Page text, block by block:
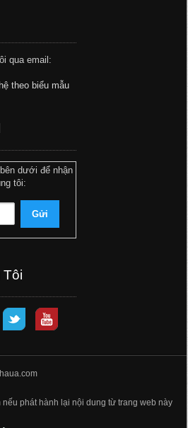
qua email:
theo biểu mẫu
dưới để nhận
tôi:
Tôi
phát hành lại nội dung từ trang web này